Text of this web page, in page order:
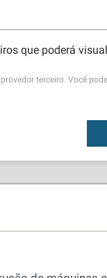
que poderá
terceiro. Você